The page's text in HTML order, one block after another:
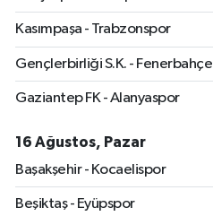
Kasımpaşa - Trabzonspor
Gençlerbirliği S.K. - Fenerbahçe
Gaziantep FK - Alanyaspor
16 Ağustos, Pazar
Başakşehir - Kocaelispor
Beşiktaş - Eyüpspor